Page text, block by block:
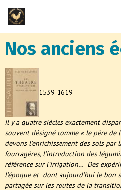
Nos anciens
1539-1619
Il y a quatre siècles exactement
souvent désigné comme « le père de
devons l’enrichissement des sols par
fourragères, l’introduction des
référence sur l’irrigation… Des
l’époque et dont aujourd’hui le bon
partagée sur les routes de la